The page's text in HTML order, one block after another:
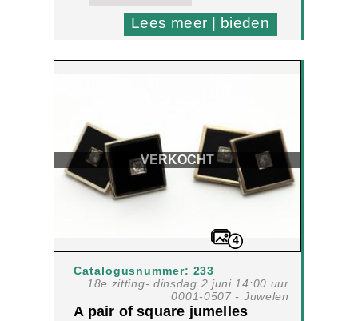
Lees meer | bieden
VERKOCHT
4
Catalogusnummer: 233
18e zitting- dinsdag 2 juni 14:00 uur
0001-0507 - Juwelen
A pair of square jumelles